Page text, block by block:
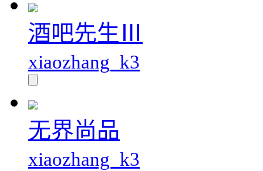
酒吧先生Ⅲ
xiaozhang_k3
无界尚品
xiaozhang_k3